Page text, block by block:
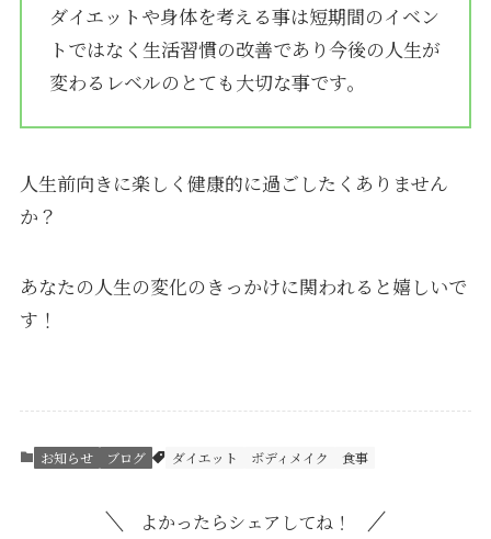
ダイエットや身体を考える事は短期間のイベン
トではなく生活習慣の改善であり今後の人生が
変わるレベルのとても大切な事です。
人生前向きに楽しく健康的に過ごしたくありません
か？
あなたの人生の変化のきっかけに関われると嬉しいで
す！
お知らせ ブログ ダイエット ボディメイク 食事
よかったらシェアしてね！